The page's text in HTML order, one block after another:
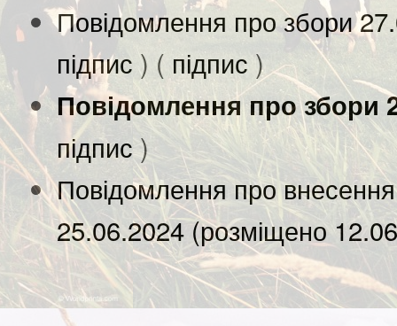
Повідомлення про збори
підпис ) ( підпис )
Повідомлення про збори
підпис)
Повідомлення про
25.06.2024 (розміщено